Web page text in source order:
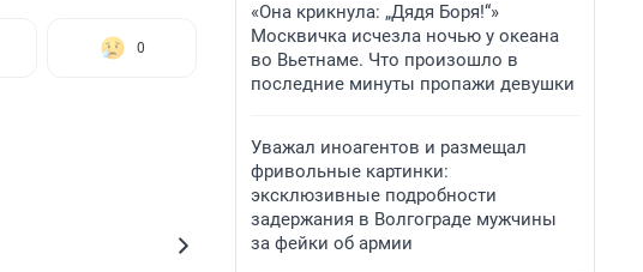
0
«Она крикнула: „Дядя Боря!“»
Москвичка исчезла ночью у океана
во Вьетнаме. Что произошло в
последние минуты пропажи девушки
Уважал иноагентов и размещал
фривольные картинки:
эксклюзивные подробности
задержания в Волгограде мужчины
за фейки об армии